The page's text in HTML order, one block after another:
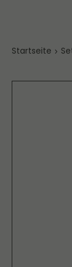
Startseite